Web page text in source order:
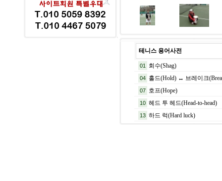
테니스 용어사전
01 회수(Shag)
04 홀드(Hold) ↔ 브레이크
07 호프(Hope)
10 헤드 투 헤드(Head-to-head)
13 하드 럭(Hard luck)